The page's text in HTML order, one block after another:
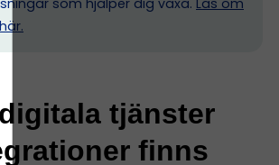
som hjälper dig växa. Läs om
tjänster
finns